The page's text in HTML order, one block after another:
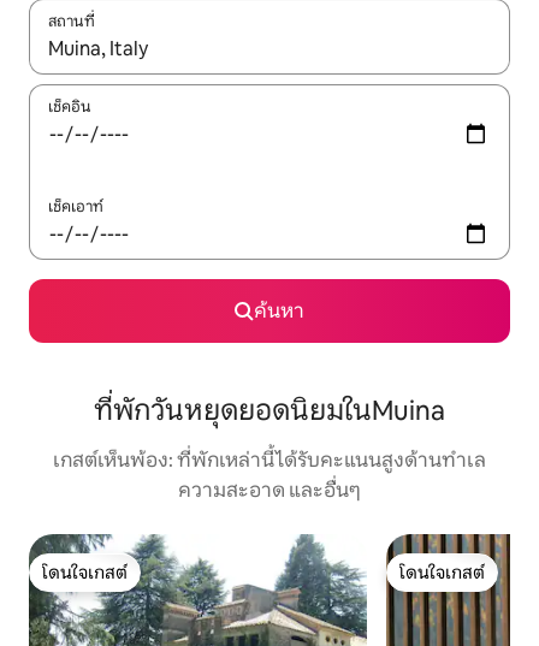
สถานที่
ใช้ลูกศรขึ้นลง หรือใช้การสัมผัสหรือปัด เพื่อสำรวจผลการค้นหา
เช็คอิน
เช็คเอาท์
ค้นหา
ที่พักวันหยุดยอดนิยมในMuina
เกสต์เห็นพ้อง: ที่พักเหล่านี้ได้รับคะแนนสูงด้านทำเล
ความสะอาด และอื่นๆ
โดนใจเกสต์
โดนใจเกสต์
โดนใจเกสต์
โดนใจเกสต์